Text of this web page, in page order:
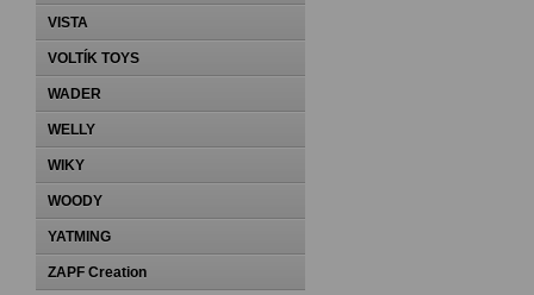
VISTA
VOLTÍK TOYS
WADER
WELLY
WIKY
WOODY
YATMING
ZAPF Creation